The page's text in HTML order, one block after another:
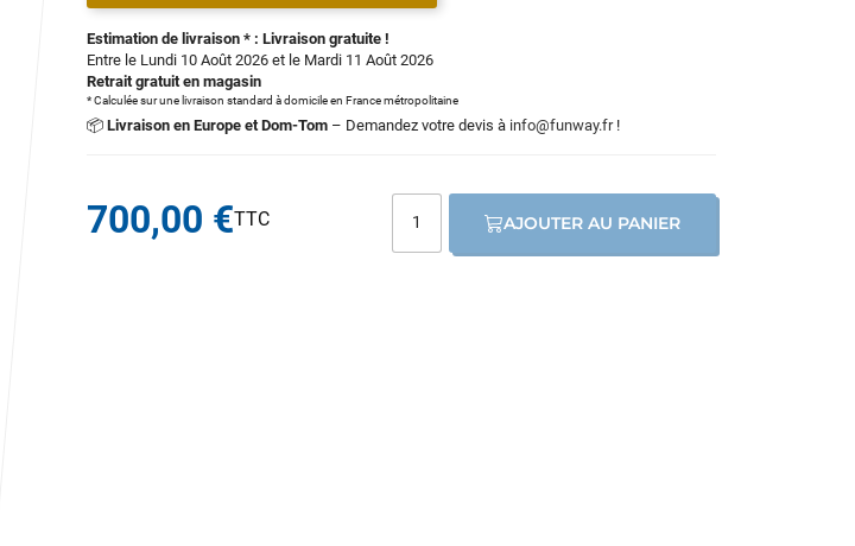
Estimation de livraison * : Livraison gratuite !
Entre le Lundi 10 Août 2026 et le Mardi 11 Août 2026
Retrait gratuit en magasin
* Calculée sur une livraison standard à domicile en France métropolitaine
📦 Livraison en Europe et Dom-Tom – Demandez votre devis à info@funway.fr!
700,00 € AJOUTER AU PANIER